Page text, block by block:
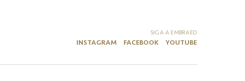
SIGA A EMBRAED
INSTAGRAM FACEBOOK YOUTUBE